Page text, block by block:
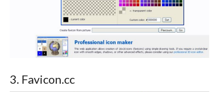
3. Favicon.cc